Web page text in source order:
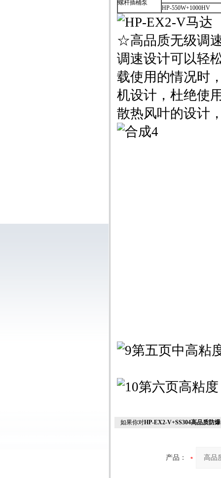
螺杆插桶泵
HP-550W+1000HV
☆高品质无级调
调速设计可以轻
载使用的情况时
机设计，杜绝使
散热风叶的设计
如果你对HP-EX2-V+SS304高品质防
产品：